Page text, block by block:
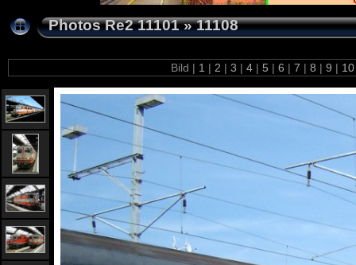
Photos Re2 11101»11108
Bild | 1 | 2 | 3 | 4 | 5 | 6 | 7 | 8 | 9 |